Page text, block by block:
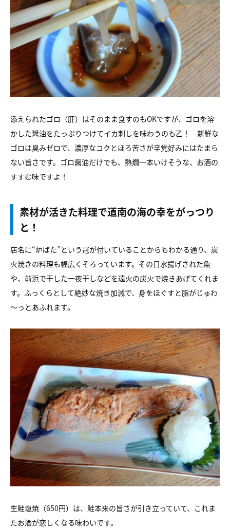
添えられたゴロ（肝）はそのまま食すのもOKですが、ゴロを溶
かした醤油をたっぷりつけてイカ刺しを味わうのも乙！ 新鮮な
ゴロは臭みゼロで、濃厚なコクとほろ苦さが辛党好みにはたまら
ない旨さです。ゴロ醤油だけでも、熱燗一本いけそうな、お酒の
すすむ味ですよ！
素材が活きた料理で道南の海の幸をがっつり
と！
店名に“炉ばた”という冠が付いていることからもわかる通り、炭
火焼きの料理も幅広くそろっています。その日水揚げされた魚
や、前浜で干した一夜干しなどを遠火の炭火で焼きあげてくれま
す。ふっくらとして絶妙な焼き加減で、身をほぐすと脂がじゅわ
～っとあふれます。
生鮭塩焼（650円）は、鮭本来の旨さが引き立っていて、これま
たお酒が恋しくなる味わいです。